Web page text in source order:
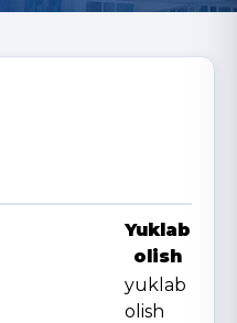
Yuklab
olish
yuklab
olish